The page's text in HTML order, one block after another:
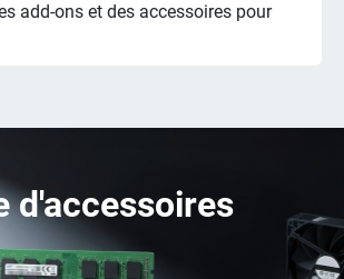
add-ons et des accessoires pour
d'accessoires